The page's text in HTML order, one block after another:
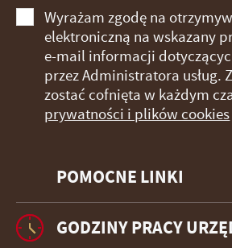
POMOCNE LINKI
Wyrażam zgodę na
elektroniczną na wskazany
e-mail informacji
przez Administratora usług.
zostać cofnięta w każdym
prywatności i plików cookies
GODZINY PRACY